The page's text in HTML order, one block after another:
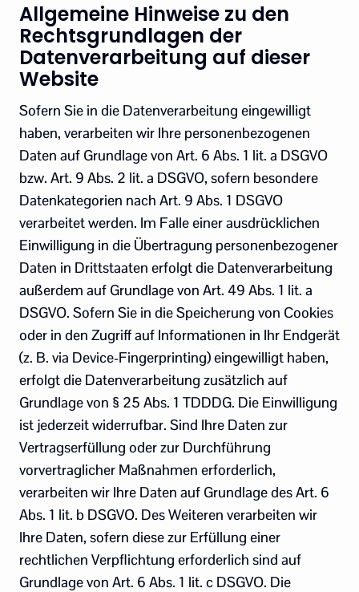
Allgemeine Hinweise zu den
Rechtsgrundlagen der
Datenverarbeitung auf dieser
Website
Sofern Sie in die Datenverarbeitung eingewilligt
haben, verarbeiten wir Ihre personenbezogenen
Daten auf Grundlage von Art. 6 Abs. 1 lit. a DSGVO
bzw. Art. 9 Abs. 2 lit. a DSGVO, sofern besondere
Datenkategorien nach Art. 9 Abs. 1 DSGVO
verarbeitet werden. Im Falle einer ausdrücklichen
Einwilligung in die Übertragung personenbezogener
Daten in Drittstaaten erfolgt die Datenverarbeitung
außerdem auf Grundlage von Art. 49 Abs. 1 lit. a
DSGVO. Sofern Sie in die Speicherung von Cookies
oder in den Zugriff auf Informationen in Ihr Endgerät
(z. B. via Device-Fingerprinting) eingewilligt haben,
erfolgt die Datenverarbeitung zusätzlich auf
Grundlage von § 25 Abs. 1 TDDDG. Die Einwilligung
ist jederzeit widerrufbar. Sind Ihre Daten zur
Vertragserfüllung oder zur Durchführung
vorvertraglicher Maßnahmen erforderlich,
verarbeiten wir Ihre Daten auf Grundlage des Art. 6
Abs. 1 lit. b DSGVO. Des Weiteren verarbeiten wir
Ihre Daten, sofern diese zur Erfüllung einer
rechtlichen Verpflichtung erforderlich sind auf
Grundlage von Art. 6 Abs. 1 lit. c DSGVO. Die